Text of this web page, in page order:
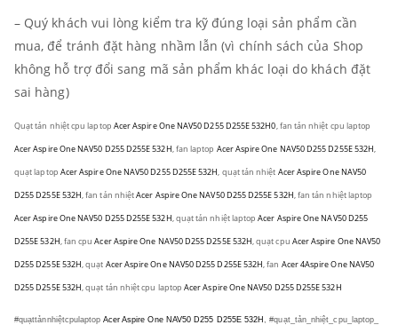
– Quý khách vui lòng kiểm tra kỹ đúng loại sản phẩm cần
mua, để tránh đặt hàng nhầm lẫn (vì chính sách của Shop
không hỗ trợ đổi sang mã sản phẩm khác loại do khách đặt
sai hàng)
Quạt tản nhiệt cpu laptop Acer Aspire One NAV50 D255 D255E 532H0, fan tản nhiệt cpu laptop
Acer Aspire One NAV50 D255 D255E 532H,fan laptop Acer Aspire One NAV50 D255 D255E 532H,
quạt laptop Acer Aspire One NAV50 D255 D255E 532H, quạt tản nhiệt Acer Aspire One NAV50
D255 D255E 532H, fan tản nhiệtAcer Aspire One NAV50 D255 D255E 532H,fan tản nhiệt laptop
Acer Aspire One NAV50 D255 D255E 532H, quạt tản nhiệt laptopAcer Aspire One NAV50 D255
D255E 532H,fan cpuAcer Aspire One NAV50 D255 D255E 532H, quạt cpu Acer Aspire One NAV50
D255 D255E 532H, quạt Acer Aspire One NAV50 D255 D255E 532H, fan Acer 4Aspire One NAV50
D255 D255E 532H, quạt tản nhiệt cpu laptopAcer Aspire One NAV50 D255 D255E 532H
#quạttảnnhiệtcpulaptop Acer Aspire One NAV50 D255 D255E 532H , #quạt_tản_nhiệt_cpu_laptop_